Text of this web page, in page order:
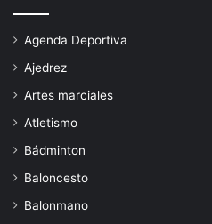
Agenda Deportiva
Ajedrez
Artes marciales
Atletismo
Bádminton
Baloncesto
Balonmano